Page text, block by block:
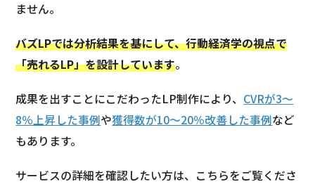
ません。
バズLPでは分析結果を基にして、行動経済学の視点で
「売れるLP」を設計しています。
成果を出すことにこだわったLP制作により、 CVRが3～
8％上昇した事例や獲得数が10～20％改善した事例など
もあります。
サービスの詳細を確認したい方は、こちらをご覧くださ